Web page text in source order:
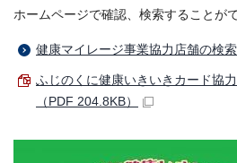
ホームページで確認、検索することが
健康マイレージ事業協力店舗の検
ふじのくに健康いきいきカード協
（PDF 204.8KB）